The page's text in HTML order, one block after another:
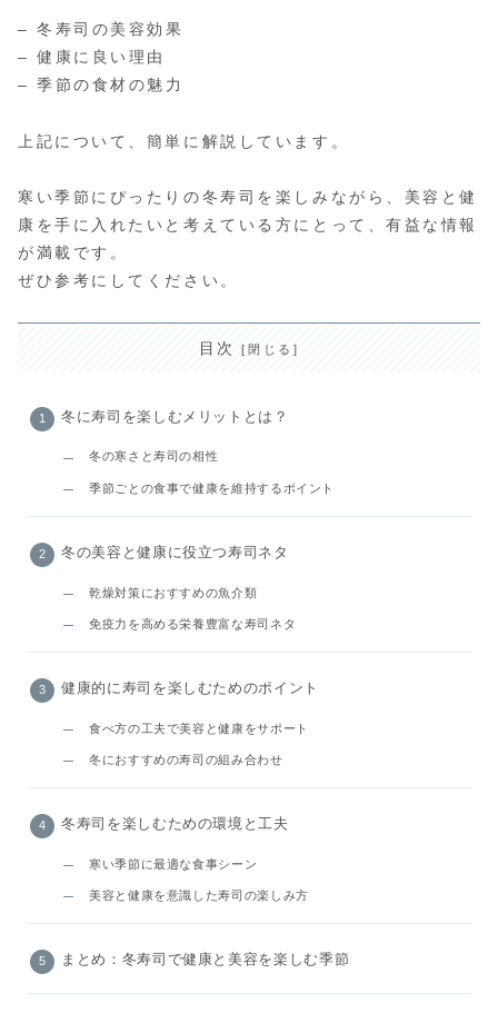
– 冬寿司の美容効果
– 健康に良い理由
– 季節の食材の魅力
上記について、簡単に解説しています。
寒い季節にぴったりの冬寿司を楽しみながら、美容と健
康を手に入れたいと考えている方にとって、有益な情報
が満載です。
ぜひ参考にしてください。
目次
冬に寿司を楽しむメリットとは？
冬の寒さと寿司の相性
季節ごとの食事で健康を維持するポイント
冬の美容と健康に役立つ寿司ネタ
乾燥対策におすすめの魚介類
免疫力を高める栄養豊富な寿司ネタ
健康的に寿司を楽しむためのポイント
食べ方の工夫で美容と健康をサポート
冬におすすめの寿司の組み合わせ
冬寿司を楽しむための環境と工夫
寒い季節に最適な食事シーン
美容と健康を意識した寿司の楽しみ方
まとめ：冬寿司で健康と美容を楽しむ季節